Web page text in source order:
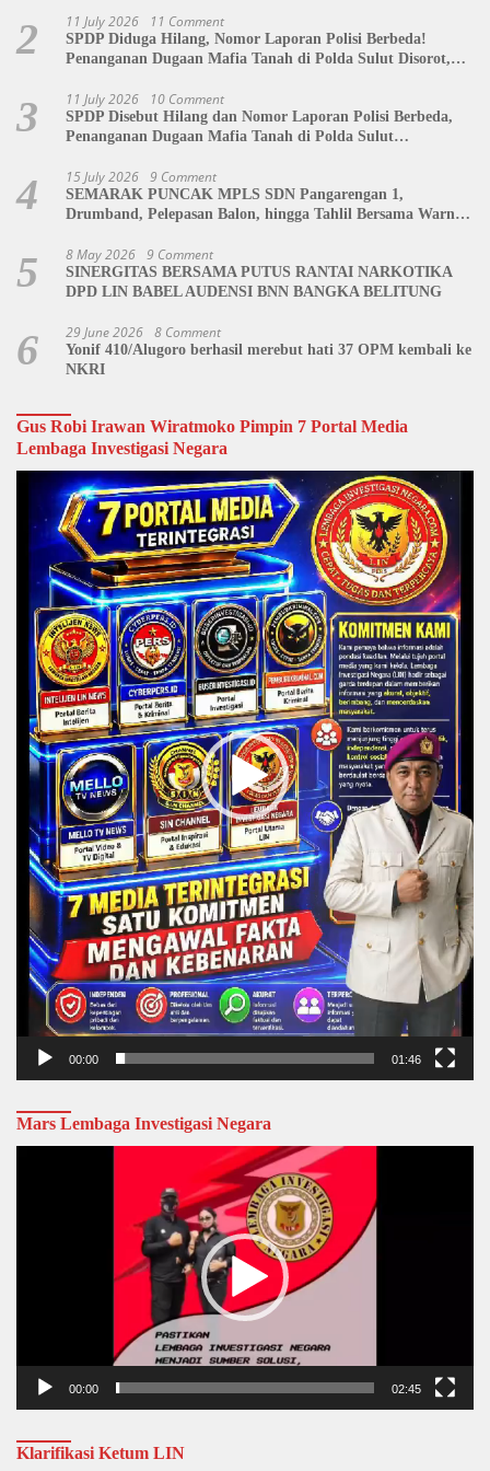
2 11 July 2026 11 Comment
SPDP Diduga Hilang, Nomor Laporan Polisi Berbeda!
Penanganan Dugaan Mafia Tanah di Polda Sulut Disorot,
3 11 July 2026 10 Comment
SPDP Disebut Hilang dan Nomor Laporan Polisi Berbeda,
Penanganan Dugaan Mafia Tanah di Polda Sulut
4 15 July 2026 9 Comment
SEMARAK PUNCAK MPLS SDN Pangarengan 1,
Drumband, Pelepasan Balon, hingga Tahlil Bersama Warnai
5 8 May 2026 9 Comment
SINERGITAS BERSAMA PUTUS RANTAI NARKOTIKA
DPD LIN BABEL AUDENSI BNN BANGKA BELITUNG
6 29 June 2026 8 Comment
Yonif 410/Alugoro berhasil merebut hati 37 OPM kembali ke
NKRI
Gus Robi Irawan Wiratmoko Pimpin 7 Portal Media
Lembaga Investigasi Negara
Video
Player
00:00 01:46
Mars Lembaga Investigasi Negara
00:00 02:45
Klarifikasi Ketum LIN